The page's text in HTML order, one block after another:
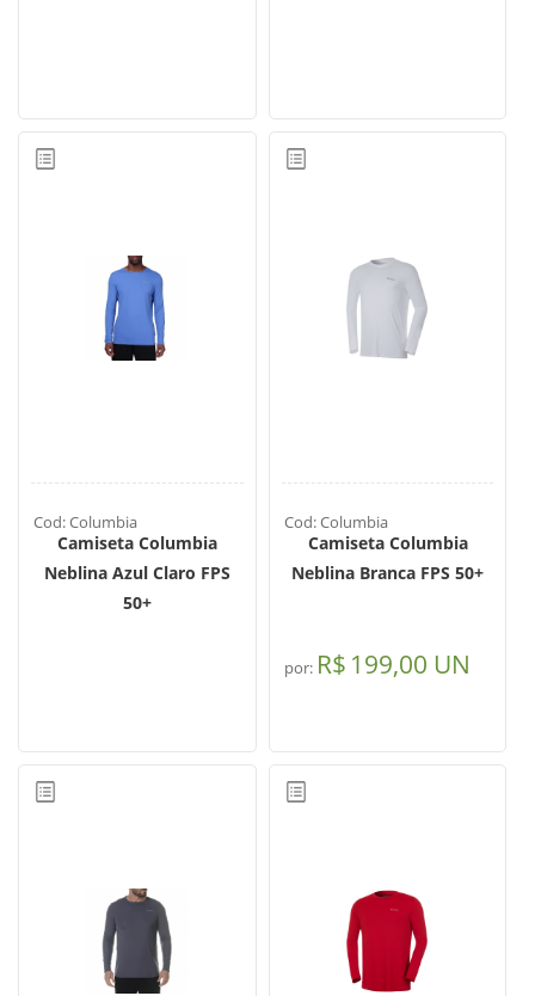
Cod: Columbia
Camiseta Columbia
Neblina Azul Claro FPS
50+
Cod: Columbia
Camiseta Columbia
Neblina Branca FPS 50+
por: R$ 199,00 UN